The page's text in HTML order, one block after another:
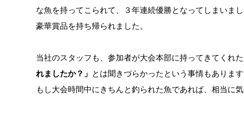
な魚を持ってこられて、３年連続優勝となってしまいま
豪華賞品を持ち帰られました。
当社のスタッフも、参加者が大会本部に持ってきてくれ
れましたか？」 とは聞きづらかったという事情もありま
もし大会時間中にきちんと釣られた魚であれば、相当に